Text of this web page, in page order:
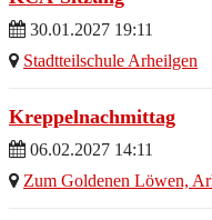
30.01.2027 19:11
Stadtteilschule Arheilgen
Kreppelnachmittag
06.02.2027 14:11
Zum Goldenen Löwen,